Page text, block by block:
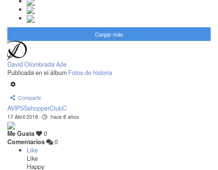
Cargar más
David Olombrada Ade
Publicada en el álbum Fotos de historia
Compartir
AVIPSSshopperClubC
17 Abril 2018 · hace 8 años
Me Gusta
0
Comentarios
0
Like
Like
Happy